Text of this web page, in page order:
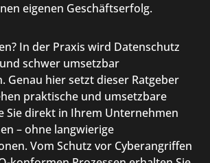
eigenen Geschäftserfolg.
In der Praxis wird Datenschutz
schwer umsetzbar
Genau hier setzt dieser Ratgeber
praktische und umsetzbare
Sie direkt in Ihrem Unternehmen
– ohne langwierige
Vom Schutz vor Cyberangriffen